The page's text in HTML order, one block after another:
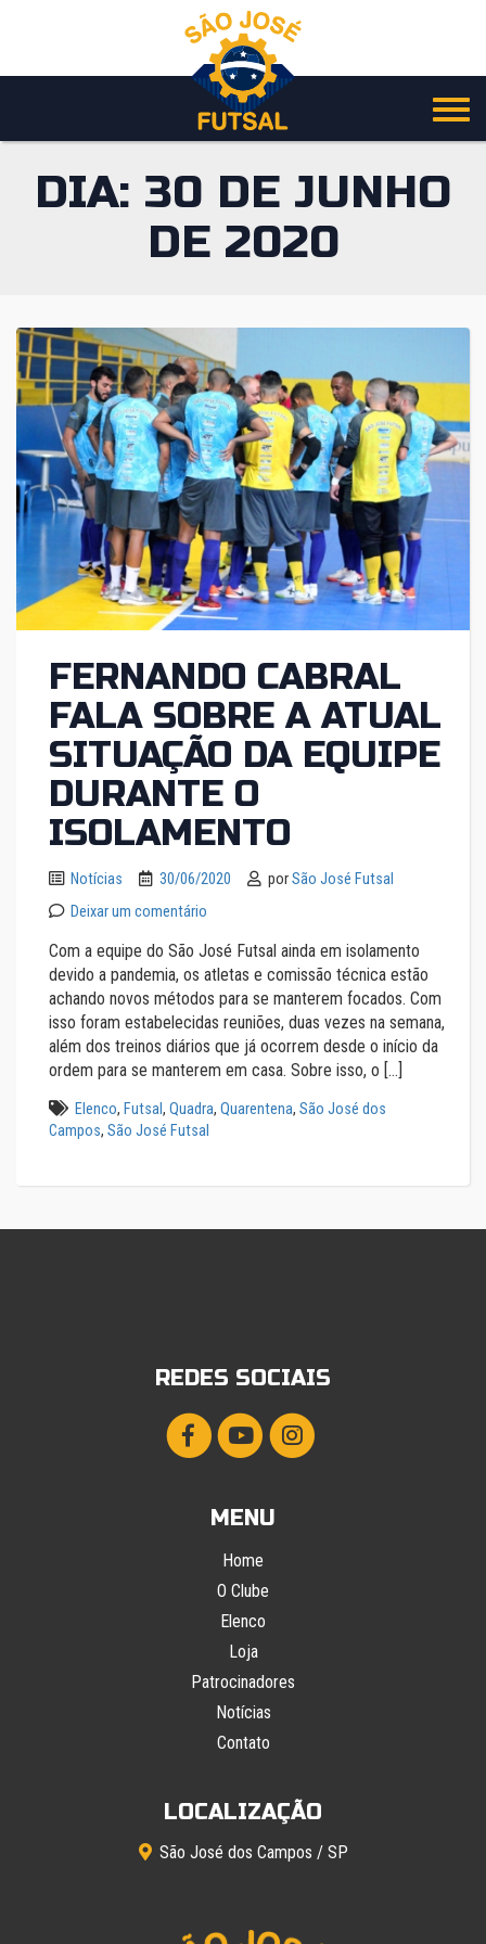
o
DIA: 30 DE JUNHO
DE 2020
FERNANDO CABRAL
FALA SOBRE A ATUAL
SITUAÇÃO DA EQUIPE
DURANTE O
ISOLAMENTO
Notícias 30/06/2020 porSão José Futsal
Deixar um comentário
Com a equipe do São José Futsal ainda em isolamento
devido a pandemia, os atletas e comissão técnica estão
achando novos métodos para se manterem focados. Com
isso foram estabelecidas reuniões, duas vezes na semana,
além dos treinos diários que já ocorrem desde o início da
ordem para se manterem em casa. Sobre isso, o […]
Elenco, Futsal, Quadra, Quarentena, São José dos
Campos, São José Futsal
REDES SOCIAIS
MENU
Home
O Clube
Elenco
Loja
Patrocinadores
Notícias
Contato
LOCALIZAÇÃO
São José dos Campos / SP